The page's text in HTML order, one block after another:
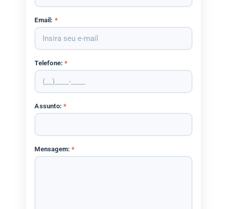
Email: *
Telefone:*
Assunto:*
Mensagem:*